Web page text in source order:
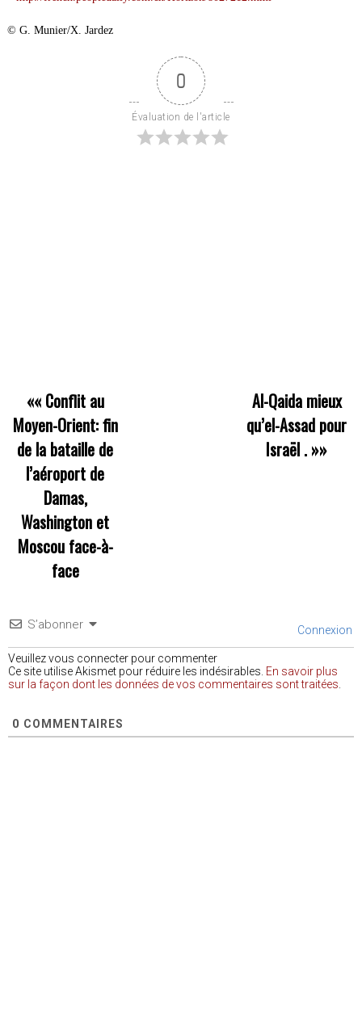
© G. Munier/X. Jardez
0
Évaluation de l'article
«« Conflit au
Moyen-Orient: fin
de la bataille de
l’aéroport de
Damas,
Washington et
Moscou face-à-
face
Al-Qaida mieux
qu’el-Assad pour
Israël . »»
S’abonner Connexion
Veuillez vous connecter pour commenter
Ce site utilise Akismet pour réduire les indésirables. En savoir plus
sur la façon dont les données de vos commentaires sont traitées
0 COMMENTAIRES